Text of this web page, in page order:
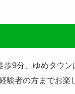
9分、ゆめタウ
験者の方までお